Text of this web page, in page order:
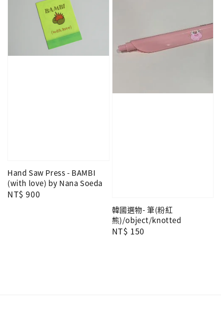
Hand Saw Press - BAMBI
(with love) by Nana Soeda
Regular
NT$ 900
韓國選物- 筆(粉紅
熊)/object/knotted
Regular
NT$ 150